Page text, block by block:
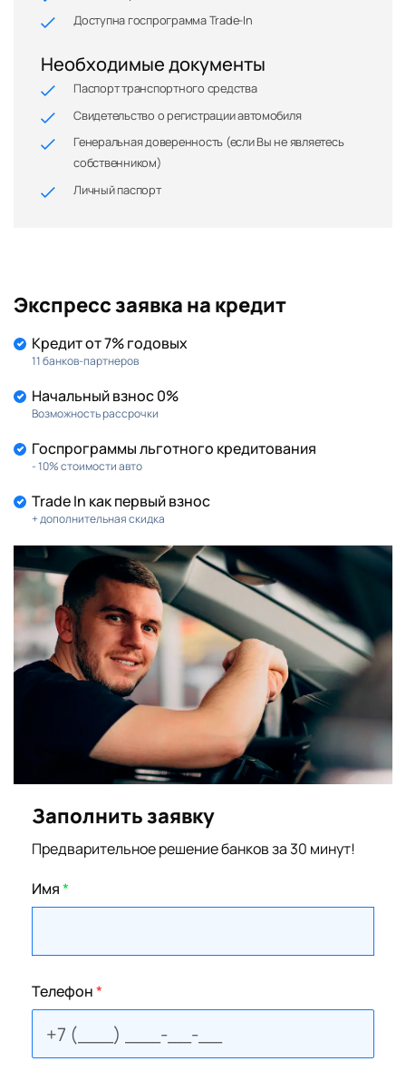
Доступна госпрограмма Trade-In
Необходимые документы
Паспорт транспортного средства
Свидетельство о регистрации автомобиля
Генеральная доверенность (если Вы не являетесь
собственником)
Личный паспорт
Экспресс заявка на кредит
Кредит от 7% годовых
11 банков-партнеров
Начальный взнос 0%
Возможность рассрочки
Госпрограммы льготного кредитования
- 10% стоимости авто
Trade In как первый взнос
+ дополнительная скидка
Заполнить заявку
Предварительное решение банков за 30 минут!
Имя*
Телефон*